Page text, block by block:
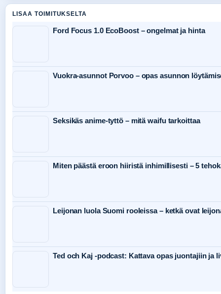
LISAA TOIMITUKSELTA
Ford Focus 1.0 EcoBoost – ongelmat ja hinta
Vuokra-asunnot Porvoo – opas asunnon
Seksikäs anime-tyttö – mitä waifu tarkoittaa
Miten päästä eroon hiiristä inhimillisesti – 5
Leijonan luola Suomi rooleissa – ketkä ovat
Ted och Kaj -podcast: Kattava opas juontajiin ja